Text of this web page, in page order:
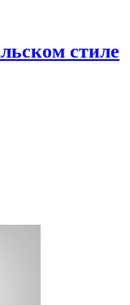
стиле